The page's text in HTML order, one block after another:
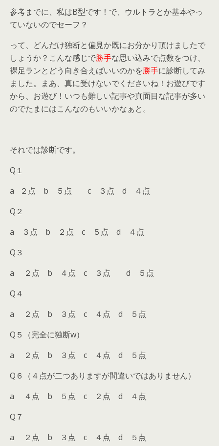
参考までに、私はB型です！で、ウルトラとか基本やっ
ていないのでセーフ？
って、どんだけ独断と偏見か既にお分かり頂けましたで
しょうか？こんな感じで勝手な思い込みで点数をつけ、
裸足ランとどう向き合えばいいのかを勝手に診断してみ
ました。まあ、真に受けないでくださいね！お遊びです
から、お遊び！いつも難しい記事や真面目な記事が多い
のでたまにはこんなのもいいかなぁと。
それでは診断です。
Q１
a ２点 b ５点 c ３点 d ４点
Q２
a ３点 b ２点 c ５点 d ４点
Q３
a ２点 b ４点 c ３点 d ５点
Q４
a ２点 b ３点 c ４点 d ５点
Q５（完全に独断w）
a ２点 b ３点 c ４点 d ５点
Q６（４点が二つありますが間違いではありません）
a ４点 b ５点 c ２点 d ４点
Q７
a ２点 b ３点 c ４点 d ５点